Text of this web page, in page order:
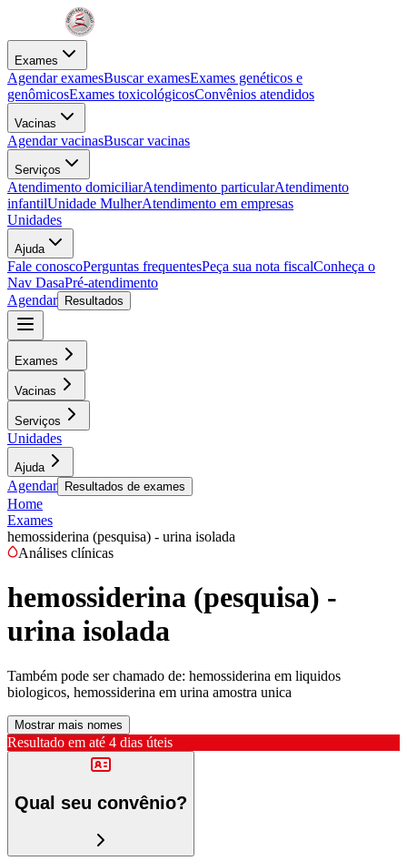
Exames
Agendar examesBuscar examesExames genéticos e
genômicosExames toxicológicosConvênios atendidos
Vacinas
Agendar vacinasBuscar vacinas
Serviços
Atendimento domiciliarAtendimento particularAtendimento
infantilUnidade MulherAtendimento em empresas
Unidades
Ajuda
Fale conoscoPerguntas frequentesPeça sua nota fiscalConheça o
Nav DasaPré-atendimento
Agendar
Resultados
Exames
Vacinas
Serviços
Unidades
Ajuda
Agendar Resultados de exames
Home
Exames
hemossiderina (pesquisa) - urina isolada
Análises clínicas
hemossiderina (pesquisa) -
urina isolada
Também pode ser chamado de: hemossiderina em liquidos
biologicos, hemossiderina em urina amostra unica
Mostrar mais nomes
Resultado em até 4 dias úteis
Qual seu convênio?